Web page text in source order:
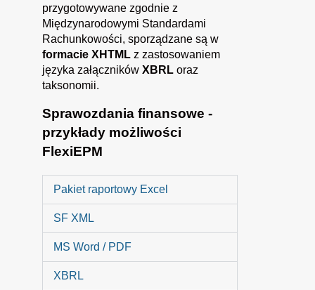
przygotowywane zgodnie z
Międzynarodowymi Standardami
Rachunkowości, sporządzane są w
formacie XHTML z zastosowaniem
języka załączników XBRL oraz
taksonomii.
Sprawozdania finansowe -
przykłady możliwości
FlexiEPM
Pakiet raportowy Excel
SF XML
MS Word / PDF
XBRL